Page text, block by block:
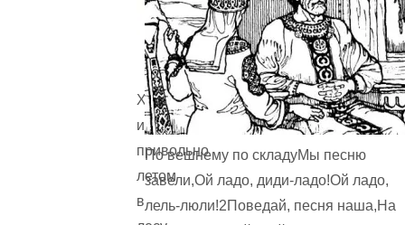
Хорошо
и
привольно
летом
в
По вешнему по складуМы песню
завели,Ой ладо, диди-ладо!Ой ладо,
лель-люли!2Поведай, песня наша,На